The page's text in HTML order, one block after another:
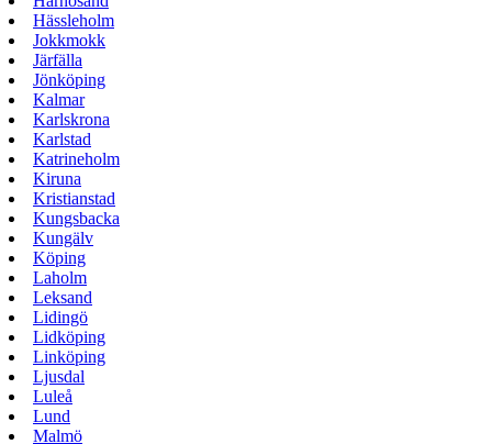
Hässleholm
Jokkmokk
Järfälla
Jönköping
Kalmar
Karlskrona
Karlstad
Katrineholm
Kiruna
Kristianstad
Kungsbacka
Kungälv
Köping
Laholm
Leksand
Lidingö
Lidköping
Linköping
Ljusdal
Luleå
Lund
Malmö